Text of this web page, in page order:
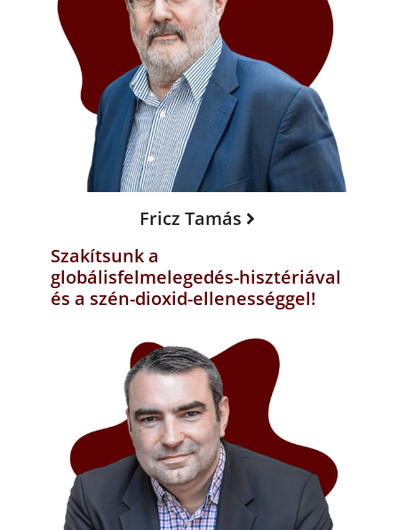
Fricz Tamás
Szakítsunk a
globálisfelmelegedés-hisztériával
és a szén-dioxid-ellenességgel!